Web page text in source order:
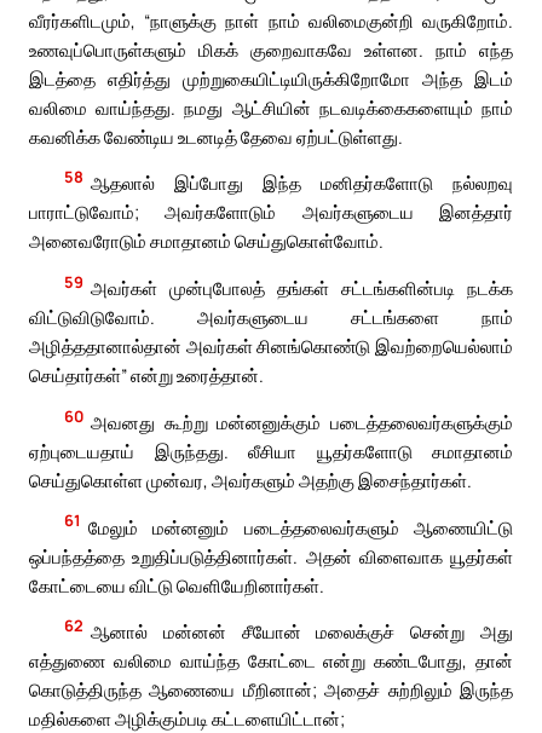
வீரர்களிடமும், “நாளுக்கு நாள் நாம் வலிமைகுன்றி வருகிறோம்.
உணவுப்பொருள்களும் மிகக் குறைவாகவே உள்ளன. நாம் எந்த
இடத்தை எதிர்த்து முற்றுகையிட்டியிருக்கிறோமோ அந்த இடம்
வலிமை வாய்ந்தது. நமது ஆட்சியின் நடவடிக்கைகளையும் நாம்
கவனிக்க வேண்டிய உடனடித் தேவை ஏற்பட்டுள்ளது.
58 ஆதலால் இப்போது இந்த மனிதர்களோடு நல்லறவு
பாராட்டுவோம்; அவர்களோடும் அவர்களுடைய இனத்தார்
அனைவரோடும் சமாதானம் செய்துகொள்வோம்.
59 அவர்கள் முன்புபோலத் தங்கள் சட்டங்களின்படி நடக்க
விட்டுவிடுவோம். அவர்களுடைய சட்டங்களை நாம்
அழித்ததானால்தான் அவர்கள் சினங்கொண்டு இவற்றையெல்லாம்
செய்தார்கள்” என்று உரைத்தான்.
60 அவனது கூற்று மன்னனுக்கும் படைத்தலைவர்களுக்கும்
ஏற்புடையதாய் இருந்தது. லீசியா யூதர்களோடு சமாதானம்
செய்துகொள்ள முன்வர, அவர்களும் அதற்கு இசைந்தார்கள்.
61 மேலும் மன்னனும் படைத்தலைவர்களும் ஆணையிட்டு
ஒப்பந்தத்தை உறுதிப்படுத்தினார்கள். அதன் விளைவாக யூதர்கள்
கோட்டையை விட்டு வெளியேறினார்கள்.
62 ஆனால் மன்னன் சீயோன் மலைக்குச் சென்று அது
எத்துணை வலிமை வாய்ந்த கோட்டை என்று கண்டபோது, தான்
கொடுத்திருந்த ஆணையை மீறினான்; அதைச் சுற்றிலும் இருந்த
மதில்களை அழிக்கும்படி கட்டளையிட்டான்;